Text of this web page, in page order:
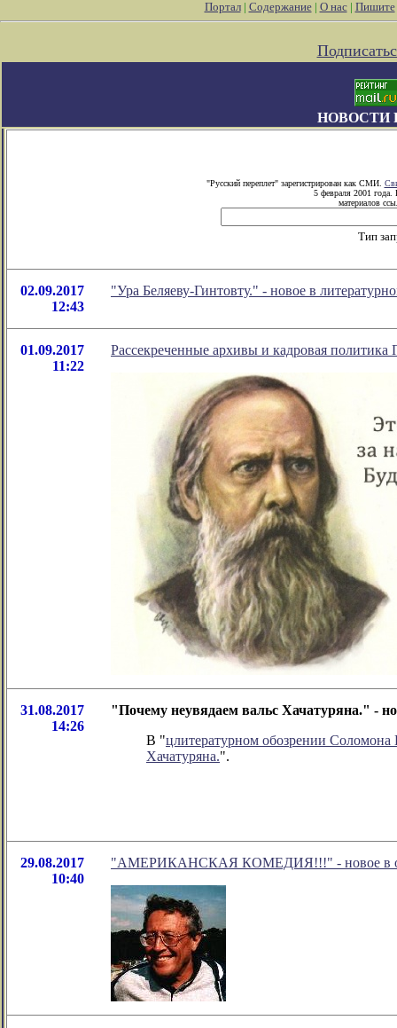
Портал| Содержание| О нас| Пишите
НОВОСТИ
"Русский переплет" зарегистрирован как СМИ.
5 февраля 2001 года.
материалов
Тип
02.09.2017
12:43
"Ура Беляеву-Гинтовту." - новое в
01.09.2017
11:22
Рассекреченные архивы и кадровая политика
31.08.2017
14:26
"Почему неувядаем вальс Хачатуряна." -
В "цлитературном обозрении
Хачатуряна.".
29.08.2017
10:40
"АМЕРИКАНСКАЯ КОМЕДИЯ!!!" - новое в